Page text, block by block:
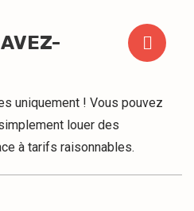
uniquement ! Vous pouvez
louer des
à tarifs raisonnables.